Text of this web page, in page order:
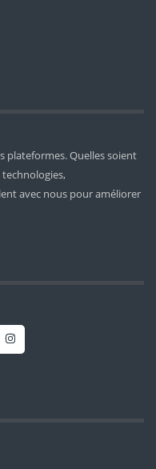
plateformes. Quelles soient
technologies,
avec nous pour améliorer